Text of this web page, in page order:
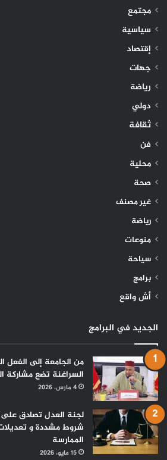
مجتمع
سياسية
إقتصاد
جهات
رياضة
دولي
ثقافة
فن
محلية
صحة
غير مصنف
رياضة
منوعات
سياحة
برامج
أش واقع
الجديد في البرامج
من الجامعة إلى الفعل
السراغنة تضع مشاركة
4 مارس، 2026
لجنة العدل تصادق على
شروط مشددة و
الممارسة
15 مايو، 2026